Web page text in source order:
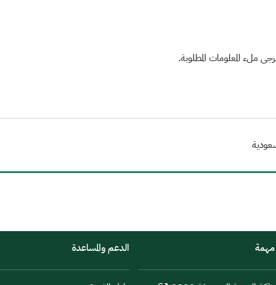
ملء المعلومات المطلوبة.
مهمة الدعم والمساعدة